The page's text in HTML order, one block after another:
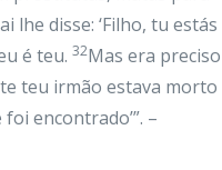
lhe disse: ‘Filho, tu estás
é teu. 32Mas era preciso
teu irmão estava morto
encontrado’”. –